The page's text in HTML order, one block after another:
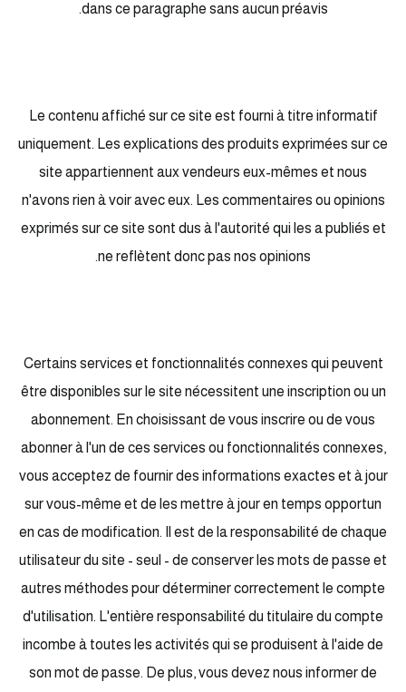
dans ce paragraphe sans aucun préavis.
Le contenu affiché sur ce site est fourni à titre informatif
uniquement. Les explications des produits exprimées sur ce
site appartiennent aux vendeurs eux-mêmes et nous
n'avons rien à voir avec eux. Les commentaires ou opinions
exprimés sur ce site sont dus à l'autorité qui les a publiés et
ne reflètent donc pas nos opinions.
Certains services et fonctionnalités connexes qui peuvent
être disponibles sur le site nécessitent une inscription ou un
abonnement. En choisissant de vous inscrire ou de vous
abonner à l'un de ces services ou fonctionnalités connexes,
vous acceptez de fournir des informations exactes et à jour
sur vous-même et de les mettre à jour en temps opportun
en cas de modification. Il est de la responsabilité de chaque
utilisateur du site - seul - de conserver les mots de passe et
autres méthodes pour déterminer correctement le compte
d'utilisation. L'entière responsabilité du titulaire du compte
incombe à toutes les activités qui se produisent à l'aide de
son mot de passe. De plus, vous devez nous informer de